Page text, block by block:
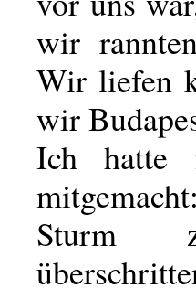
wir
Wir liefen
wir
Ich hatte
Sturm